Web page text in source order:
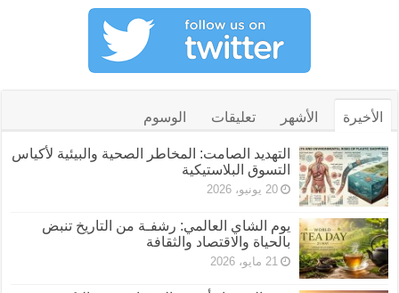
الأخيرة الأشهر تعليقات الوسوم
التهديد الصامت: المخاطر الصحية والبيئية لأكياس
التسوق البلاستيكية
20 يونيو، 2026
يوم الشاي العالمي: رشفـة من التاريخ تنبض
بالحياة والاقتصاد والثقافة
21 مايو، 2026